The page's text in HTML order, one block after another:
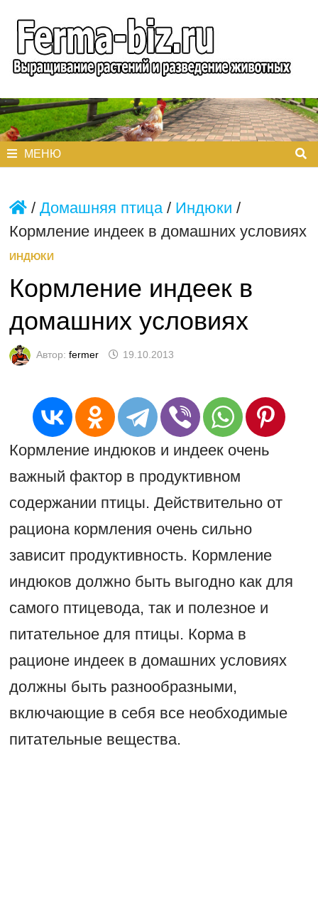
содержимому
МЕНЮ
/ Домашняя птица/ Индюки /
Кормление индеек в домашних условиях
ИНДЮКИ
Кормление индеек в
домашних условиях
Автор: fermer 19.10.2013
Кормление индюков и индеек очень
важный фактор в продуктивном
содержании птицы. Действительно от
рациона кормления очень сильно
зависит продуктивность. Кормление
индюков должно быть выгодно как для
самого птицевода, так и полезное и
питательное для птицы. Корма в
рационе индеек в домашних условиях
должны быть разнообразными,
включающие в себя все необходимые
питательные вещества.